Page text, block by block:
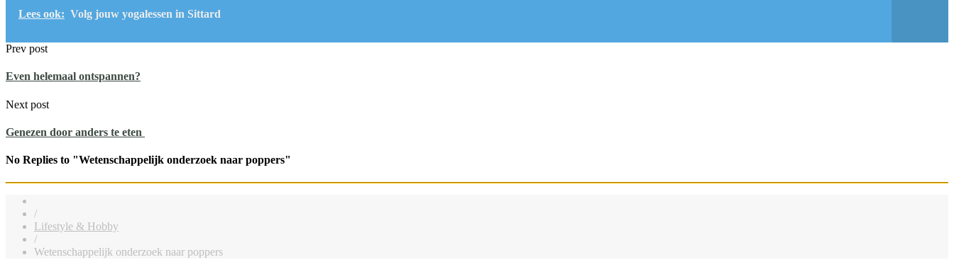
Lees ook: Volg jouw yogalessen in Sittard
Prev post
Even helemaal ontspannen?
Next post
Genezen door anders te eten
No Replies to "Wetenschappelijk onderzoek naar poppers"
/
Lifestyle & Hobby
/
Wetenschappelijk onderzoek naar poppers